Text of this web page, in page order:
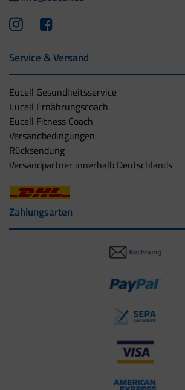
Service & Versand
Eucell Gesundheitsservice
Eucell Ernährungscoach
Eucell Fitness Coach
Versandbedingungen
Rücksendung
Versandpartner innerhalb Deutschlands
Zahlungsarten